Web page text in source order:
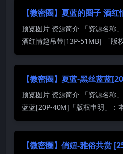
【微密圈】夏蓝的圈子 酒红
预览图片 资源简介 「资源名称
酒红情趣吊带[13P-51MB] 「版
【微密圈】夏蓝-黑丝蓝蓝
预览图片 资源简介 「资源名称
蓝蓝[20P-40M]「版权申明」：
【微密圈】俏妞-雅俗共赏